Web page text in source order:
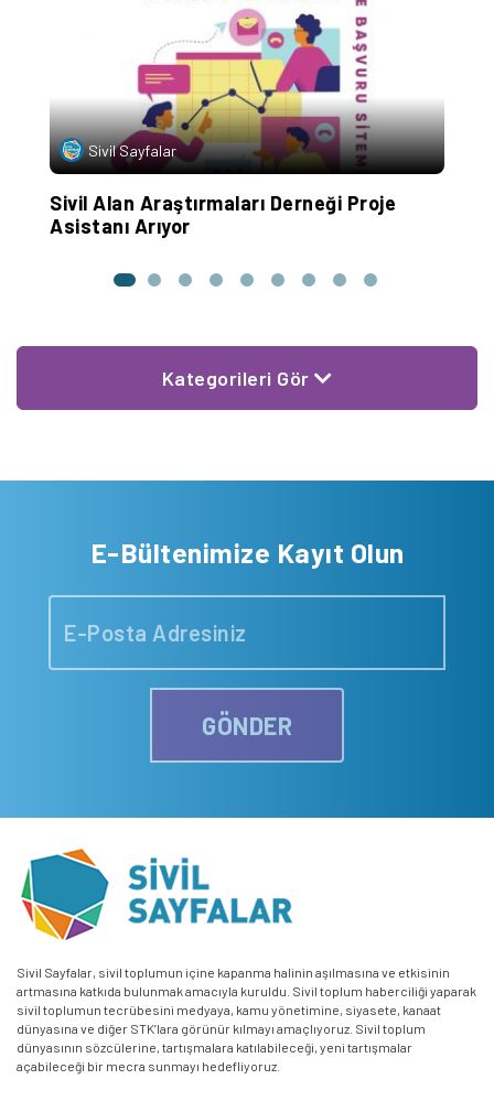
Sivil Sayfalar
Sivil Alan Araştırmaları Derneği Proje
Asistanı Arıyor
Kategorileri Gör
E-Bültenimize Kayıt Olun
GÖNDER
Sivil Sayfalar, sivil toplumun içine kapanma halinin aşılmasına ve etkisinin
artmasına katkıda bulunmak amacıyla kuruldu. Sivil toplum haberciliği yaparak
sivil toplumun tecrübesini medyaya, kamu yönetimine, siyasete, kanaat
dünyasına ve diğer STK’lara görünür kılmayı amaçlıyoruz. Sivil toplum
dünyasının sözcülerine, tartışmalara katılabileceği, yeni tartışmalar
açabileceği bir mecra sunmayı hedefliyoruz.